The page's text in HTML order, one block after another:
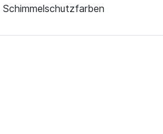
Schimmelschutzfarben